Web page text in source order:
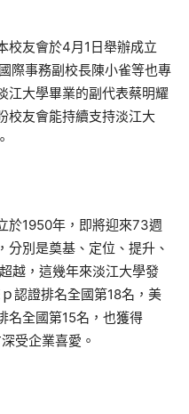
校友會於4月1日舉辦成立
際事務副校長陳小雀等也專
江大學畢業的副代表蔡明耀
校友會能持續支持淡江大
於1950年，即將迎來73週
別是奠基、定位、提升、
越，這幾年來淡江大學發
認證排名全國第18名，美
名全國第15名，也獲得
受企業喜愛。